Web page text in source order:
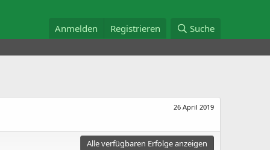
Anmelden Registrieren Suche
26 April 2019
Alle verfügbaren Erfolge anzeigen